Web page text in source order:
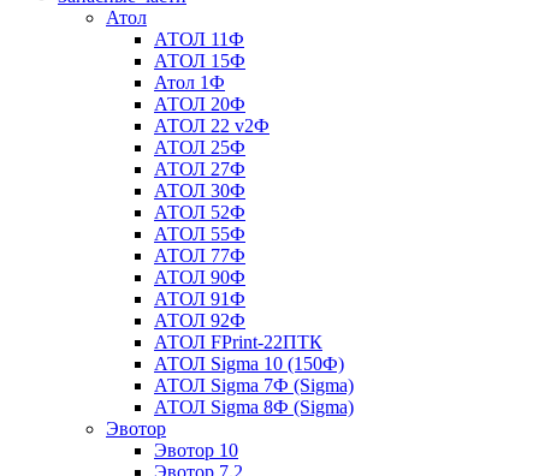
Атол
АТОЛ 11Ф
АТОЛ 15Ф
Атол 1Ф
АТОЛ 20Ф
АТОЛ 22 v2Ф
АТОЛ 25Ф
АТОЛ 27Ф
АТОЛ 30Ф
АТОЛ 52Ф
АТОЛ 55Ф
АТОЛ 77Ф
АТОЛ 90Ф
АТОЛ 91Ф
АТОЛ 92Ф
АТОЛ FPrint-22ПТК
АТОЛ Sigma 10 (150Ф)
АТОЛ Sigma 7Ф (Sigma)
АТОЛ Sigma 8Ф (Sigma)
Эвотор
Эвотор 10
Эвотор 7.2